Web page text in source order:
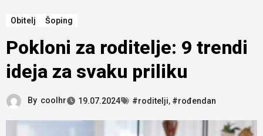
Obitelj Šoping
Pokloni za roditelje: 9 trendi
ideja za svaku priliku
By coolhr 19.07.2024 #roditelji, #rođendan